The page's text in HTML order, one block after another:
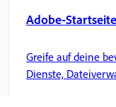
Adobe-Startseite
Greife auf deine
Dienste,